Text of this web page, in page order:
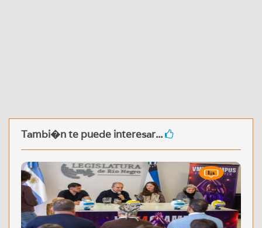
Tambi�n te puede interesar...